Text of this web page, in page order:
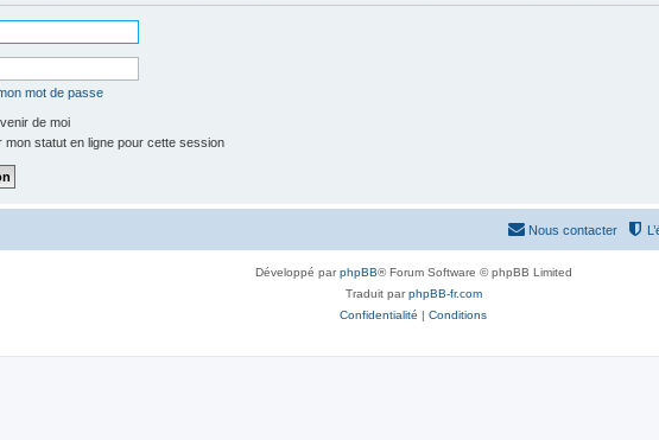
mot de passe
de moi
mon statut en ligne pour cette session
Nous contacter
Développé parphpBB® Forum Software © phpBB Limited
Traduit parphpBB-fr.com
Confidentialité | Conditions